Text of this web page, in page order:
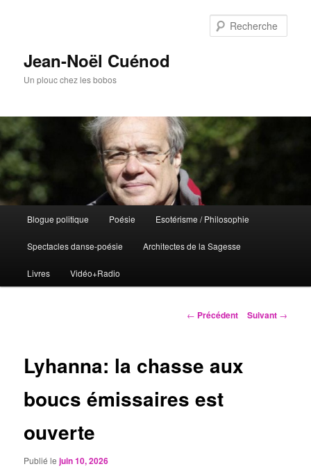
Jean-Noël Cuénod
Un plouc chez les bobos
Aller
au
contenu
Blogue politique Poésie Esotérisme / Philosophie
Spectacles danse-poésie Architectes de la Sagesse
Livres Vidéo+Radio
Navigation
← Précédent Suivant →
Lyhanna: la chasse aux
boucs émissaires est
ouverte
Publié lejuin 10, 2026